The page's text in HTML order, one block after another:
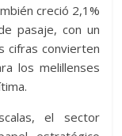
creció 2,1%
pasaje, con un
cifras convierten
los melillenses
el sector